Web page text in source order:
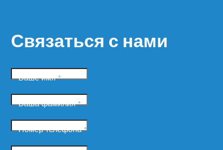
Связаться с нами
Ваше имя*
Ваша фамилия*
Номер телефона*